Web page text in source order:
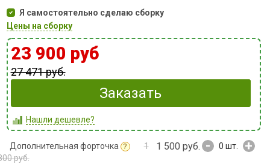
Я самостоятельно сделаю сборку
Цены на сборку
23 900 руб
27 471 руб.
Заказать
Нашли дешевле?
Дополнительная форточка ?
1
руб.
1 500 руб. - 0 шт. +